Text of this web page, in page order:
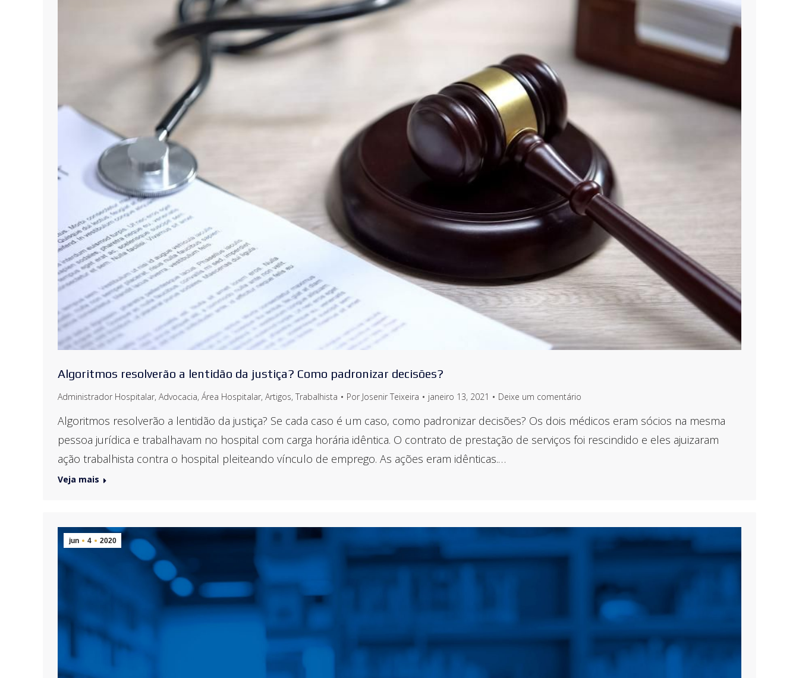
Algoritmos resolverão a lentidão da justiça? Como padronizar decisões?
Administrador Hospitalar, Advocacia, Área Hospitalar, Artigos, Trabalhista Por Josenir Teixeira janeiro 13, 2021 Deixe um comentário
Algoritmos resolverão a lentidão da justiça? Se cada caso é um caso, como padronizar decisões? Os dois médicos eram sócios na mesma
pessoa jurídica e trabalhavam no hospital com carga horária idêntica. O contrato de prestação de serviços foi rescindido e eles ajuizaram
ação trabalhista contra o hospital pleiteando vínculo de emprego. As ações eram idênticas.…
Veja mais
jun 4 2020